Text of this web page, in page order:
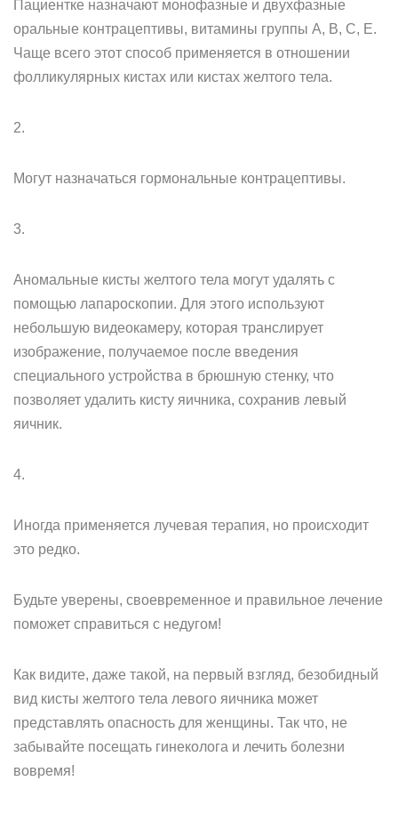
Пациентке назначают монофазные и двухфазные
оральные контрацептивы, витамины группы А, В, С, Е.
Чаще всего этот способ применяется в отношении
фолликулярных кистах или кистах желтого тела.
2.
Могут назначаться гормональные контрацептивы.
3.
Аномальные кисты желтого тела могут удалять с
помощью лапароскопии. Для этого используют
небольшую видеокамеру, которая транслирует
изображение, получаемое после введения
специального устройства в брюшную стенку, что
позволяет удалить кисту яичника, сохранив левый
яичник.
4.
Иногда применяется лучевая терапия, но происходит
это редко.
Будьте уверены, своевременное и правильное лечение
поможет справиться с недугом!
Как видите, даже такой, на первый взгляд, безобидный
вид кисты желтого тела левого яичника может
представлять опасность для женщины. Так что, не
забывайте посещать гинеколога и лечить болезни
вовремя!